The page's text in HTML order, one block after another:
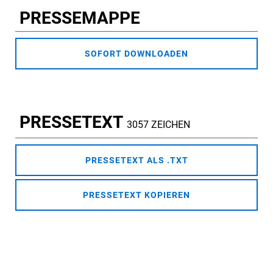
PRESSEMAPPE
SOFORT DOWNLOADEN
PRESSETEXT 3057 ZEICHEN
PRESSETEXT ALS .TXT
PRESSETEXT KOPIEREN